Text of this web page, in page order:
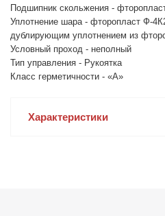
Подшипник скольжения -
Уплотнение шара - фторопласт Ф-
дублирующим уплотнением из
Условный проход - неполный
Тип управления - Рукоятка
Класс герметичности - «А»
Характеристики